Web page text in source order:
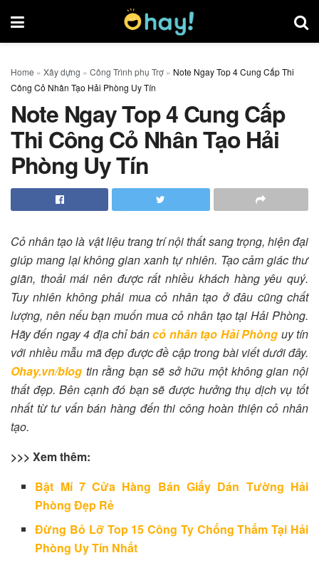
Home » Xây dựng » Công Trình phụ Trợ » Note Ngay Top 4 Cung Cấp Thi
Công Cỏ Nhân Tạo Hải Phòng Uy Tín
Note Ngay Top 4 Cung Cấp
Thi Công Cỏ Nhân Tạo Hải
Phòng Uy Tín
Cỏ nhân tạo là vật liệu trang trí nội thất sang trọng, hiện đại
giúp mang lại không gian xanh tự nhiên. Tạo cảm giác thư
giãn, thoải mái nên được rất nhiều khách hàng yêu quý.
Tuy nhiên không phải mua cỏ nhân tạo ở đâu cũng chất
lượng, nên nếu bạn muốn mua cỏ nhân tạo tại Hải Phòng.
Hãy đến ngay 4 địa chỉ báncỏ nhân tạo Hải Phòng uy tín
với nhiều mẫu mã đẹp được đề cập trong bài viết dưới đây.
Ohay.vn/blog tin rằng bạn sẽ sở hữu một không gian nội
thất đẹp. Bên cạnh đó bạn sẽ được hưởng thụ dịch vụ tốt
nhất từ tư vấn bán hàng đến thi công hoàn thiện cỏ nhân
tạo.
>>> Xem thêm:
Bật Mí 7 Cửa Hàng Bán Giấy Dán Tường Hải
Phòng Đẹp Rẻ
Đừng Bỏ Lỡ Top 15 Công Ty Chống Thấm Tại Hải
Phòng Uy Tín Nhất